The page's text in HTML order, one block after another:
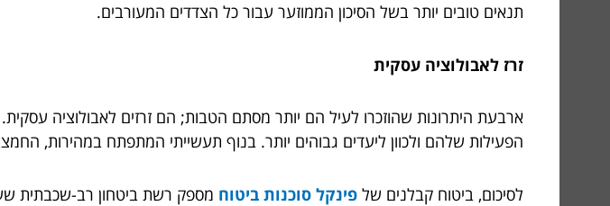
תנאים טובים יותר בשל הסיכון הממוזער עבור כל הצדדים המעורבים.
זרז לאבולוציה עסקית
ארבעת היתרונות שהוזכרו לעיל הם יותר מסתם הטבות; הם זרזים לאבולוציה
הפעילות שלהם ולכוון ליעדים גבוהים יותר. בנוף תעשייתי המתפתח במהירות,
לסיכום, ביטוח קבלנים של פינקל סוכנות ביטוח מספק רשת ביטחון רב-שכבתית